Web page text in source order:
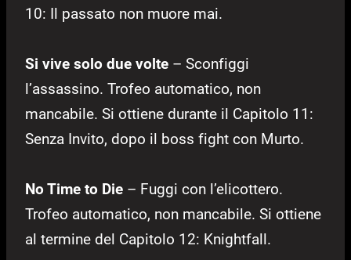
10: Il passato non muore mai.
Si vive solo due volte – Sconfiggi
l’assassino. Trofeo automatico, non
mancabile. Si ottiene durante il Capitolo 11:
Senza Invito, dopo il boss fight con Murto.
No Time to Die – Fuggi con l’elicottero.
Trofeo automatico, non mancabile. Si ottiene
al termine del Capitolo 12: Knightfall.